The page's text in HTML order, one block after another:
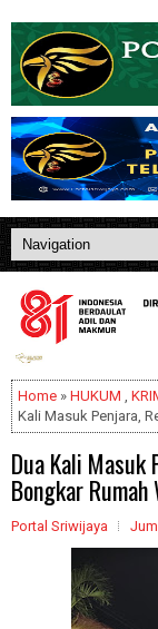
Home » HUKUM ,
Kali Masuk Penjara,
Dua Kali Masuk
Bongkar Rumah
Portal Sriwijaya